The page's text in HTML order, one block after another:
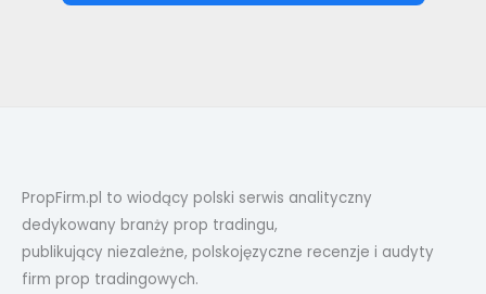
PropFirm.pl to wiodący polski serwis analityczny
dedykowany branży prop tradingu,
publikujący niezależne, polskojęzyczne recenzje i audyty
firm prop tradingowych.